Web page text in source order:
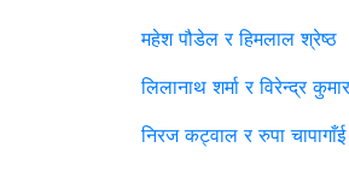
महेश पौडेल र हिमलाल
लिलानाथ शर्मा र विरेन्द्र
निरज कट्वाल र रुपा